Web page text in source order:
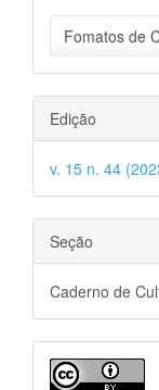
Fomatos de
Edição
v. 15 n. 44
Seção
Caderno de